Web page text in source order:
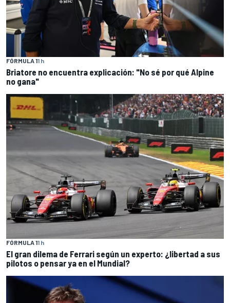
FÓRMULA 11 h
Briatore no encuentra explicación: "No sé por qué Alpine
no gana"
FÓRMULA 11 h
El gran dilema de Ferrari según un experto: ¿libertad a sus
pilotos o pensar ya en el Mundial?